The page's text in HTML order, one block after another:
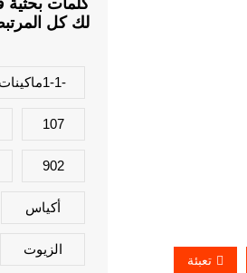
تعبئة
كلمات بحثية
لك كل
-1-1ماكينات
107
902
أكياس
الزيوت